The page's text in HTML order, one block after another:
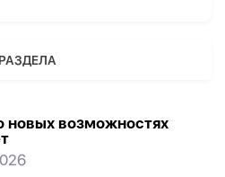
новых возможностях